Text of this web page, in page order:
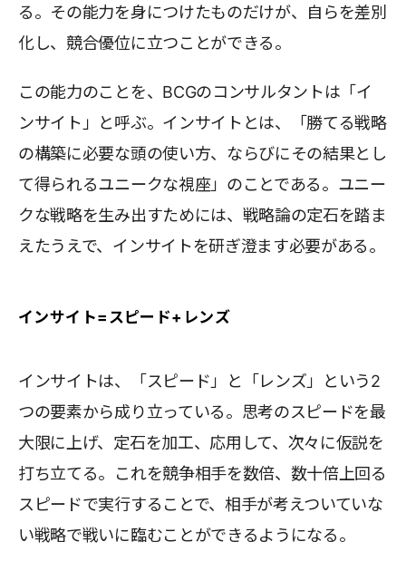
る。その能力を身につけたものだけが、自らを差別
化し、競合優位に立つことができる。
この能力のことを、BCGのコンサルタントは「イ
ンサイト」と呼ぶ。インサイトとは、「勝てる戦略
の構築に必要な頭の使い方、ならびにその結果とし
て得られるユニークな視座」のことである。ユニー
クな戦略を生み出すためには、戦略論の定石を踏ま
えたうえで、インサイトを研ぎ澄ます必要がある。
インサイト=スピード+レンズ
インサイトは、「スピード」と「レンズ」という2
つの要素から成り立っている。思考のスピードを最
大限に上げ、定石を加工、応用して、次々に仮説を
打ち立てる。これを競争相手を数倍、数十倍上回る
スピードで実行することで、相手が考えついていな
い戦略で戦いに臨むことができるようになる。